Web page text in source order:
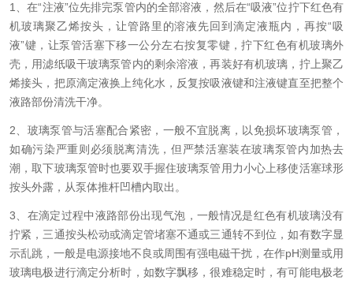
1、在“注液”位先排完泵管内的全部溶液，然后在“吸液”位拧下红色有
机玻璃聚乙烯按头，让管路里的溶液先回到滴定液瓶内，再按“吸
液”键，让泵管活塞下移一公分左右按复零键，拧下红色有机玻璃外
壳，用滤纸吸干玻璃泵管内的剩余溶液，再装好有机玻璃，拧上聚乙
烯接头，把原滴定液换上纯化水，反复按吸液键和注液键直至把整个
液路部份清洗干净。
2、玻璃泵管与活塞配合紧密，一般不宜脱离，以免损坏玻璃泵管，
如确污染严重则必须脱离清洗，但严禁活塞装在玻璃泵管内加热去
潮，取下玻璃泵管时也要双手握住玻璃泵管用力小心上移使活塞球形
按头外露，从泵体推杆凹槽内取出。
3、在滴定过程中液路部份出现气泡，一般情况是红色有机玻璃没有
拧紧，三通按头松动或滴定管堵塞不通或三通转不到位，如有数字显
示乱跳，一般是电源接地不良或周围有强电磁干扰，在作pH测量或用
玻璃电极进行滴定分析时，如数字飘移，很难稳定时，有可能电极老